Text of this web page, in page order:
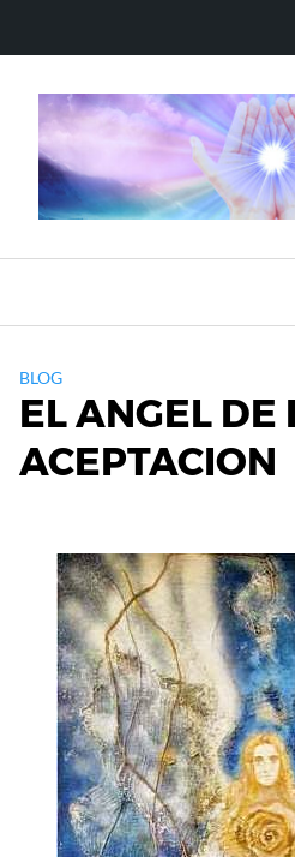
contenido
BLOG
EL ANGEL DE
ACEPTACION